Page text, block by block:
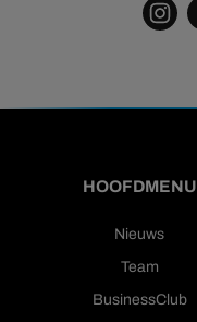
HOOFDMENU
Nieuws
Team
BusinessClub